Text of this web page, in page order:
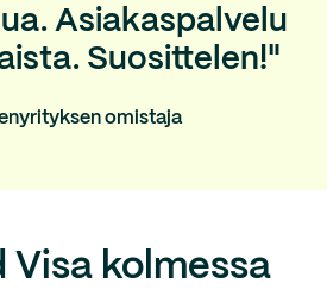
Asiakaspalvelu
Suosittelen!"
omistaja
Visa kolmessa